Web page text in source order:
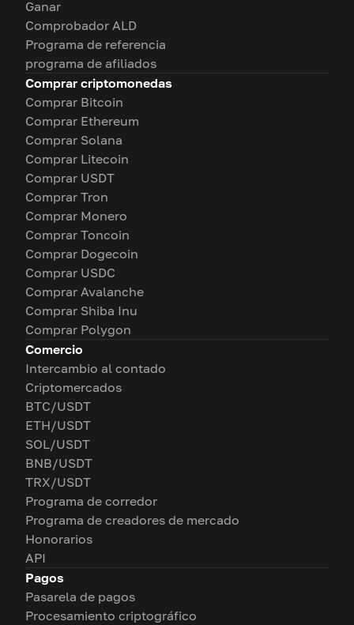
Ganar
Comprobador ALD
Programa de referencia
programa de afiliados
Comprar criptomonedas
Comprar Bitcoin
Comprar Ethereum
Comprar Solana
Comprar Litecoin
Comprar USDT
Comprar Tron
Comprar Monero
Comprar Toncoin
Comprar Dogecoin
Comprar USDC
Comprar Avalanche
Comprar Shiba Inu
Comprar Polygon
Comercio
Intercambio al contado
Criptomercados
BTC/USDT
ETH/USDT
SOL/USDT
BNB/USDT
TRX/USDT
Programa de corredor
Programa de creadores de mercado
Honorarios
API
Pagos
Pasarela de pagos
Procesamiento criptográfico